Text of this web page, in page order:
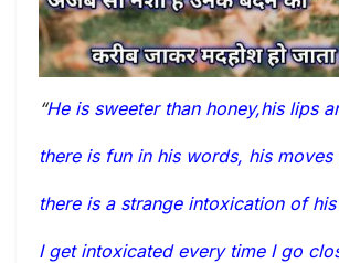
“He is sweeter than honey,his lips
there is fun in his words, his moves
there is a strange intoxication of
I get intoxicated every time I go